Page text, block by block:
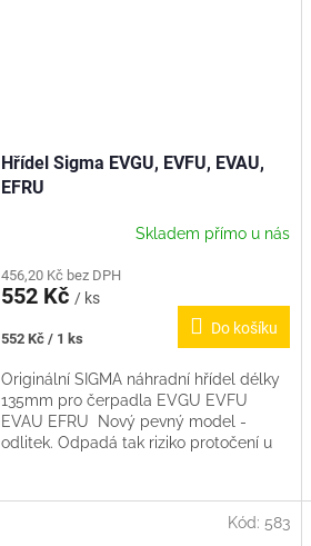
Hřídel Sigma EVGU, EVFU, EVAU,
EFRU
Skladem přímo u nás
456,20 Kč bez DPH
552 Kč / ks
Měrná
552 Kč / 1 ks
Do košíku
Originální SIGMA náhradní hřídel délky
135mm pro čerpadla EVGU EVFU
EVAU EFRU Nový pevný model -
odlitek. Odpadá tak riziko protočení u
Kód: 583